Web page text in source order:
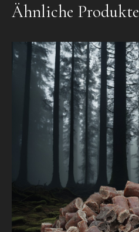
Ähnliche Produkte